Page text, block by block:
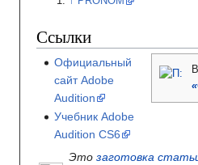
Ссылки
Официальный
сайт Adobe
Audition
Учебник Adobe
Audition CS6
Это заготовка